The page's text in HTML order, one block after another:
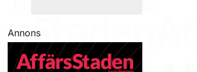
Annons